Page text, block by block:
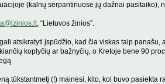
(kalnų serpantinuose jų dažnai pasitaiko),
, “Lietuvos žinios”.
atsikratyti įspūdžio, kad čia viskas taip
koplyčių ar bažnyčių, o Kretoje bene 90
tūkstantmetį (!) mainėsi, kito, kol buvo